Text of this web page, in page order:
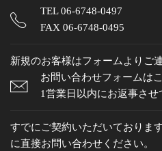
TEL06-6748-0497
FAX 06-6748-0495
新規のお客様はフォームよりご
お問い合わせフォームは
1営業日以内にお返事させ
すでにご契約いただいておりま
に直接お問い合わせください。